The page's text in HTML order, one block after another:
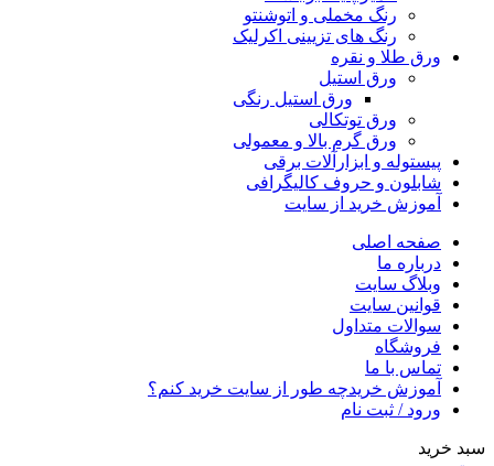
رنگ مخملی و اتوشنتو
رنگ های تزیینی اکرلیک
ورق طلا و نقره
ورق استیل
ورق استیل رنگی
ورق توتکالی
ورق گرم بالا و معمولی
پیستوله و ابزارآلات برقی
شابلون و حروف کالیگرافی
آموزش خرید از سایت
صفحه اصلی
درباره ما
وبلاگ سایت
قوانین سایت
سوالات متداول
فروشگاه
تماس با ما
آموزش خریدچه طور از سایت خرید کنم؟
ورود / ثبت نام
سبد خرید